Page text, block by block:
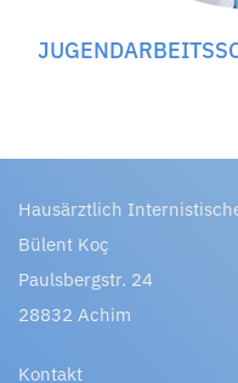
Hausärztlich
Bülent Koç
Paulsbergstr. 24
28832 Achim
Kontakt